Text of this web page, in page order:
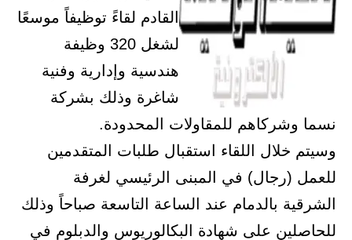
القادم لقاءً توظيفاً موسعًا
لشغل 320 وظيفة
هندسية وإدارية وفنية
شاغرة وذلك بشركة
نسما وشركاهم للمقاولات المحدودة.
وسيتم خلال اللقاء استقبال طلبات المتقدمين
للعمل (رجال) في المبنى الرئيسي لغرفة
الشرقية بالدمام عند الساعة التاسعة صباحاً وذلك
للحاصلين على شهادة البكالوريوس والدبلوم في